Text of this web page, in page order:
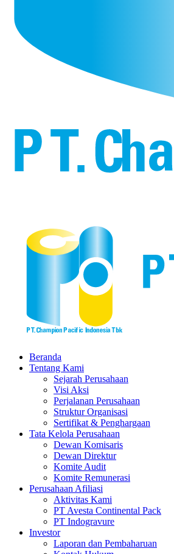
Beranda
Tentang Kami
Sejarah Perusahaan
Visi Aksi
Perjalanan Perusahaan
Struktur Organisasi
Sertifikat & Penghargaan
Tata Kelola Perusahaan
Dewan Komisaris
Dewan Direktur
Komite Audit
Komite Remunerasi
Perusahaan Afiliasi
Aktivitas Kami
PT Avesta Continental Pack
PT Indogravure
Investor
Laporan dan Pembaharuan